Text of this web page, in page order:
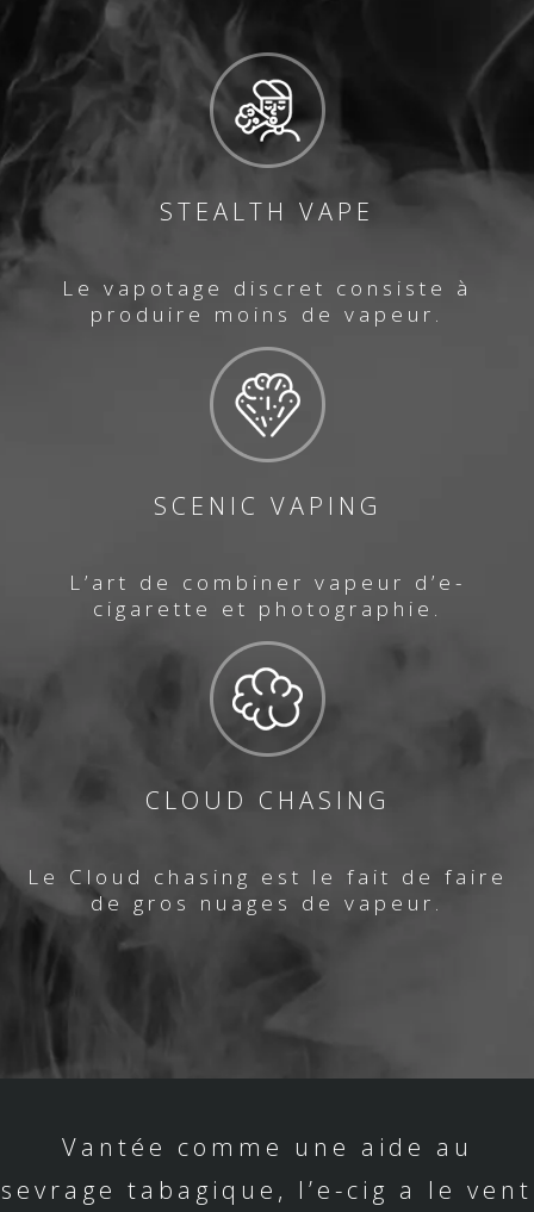
STEALTH VAPE
Le vapotage discret consiste à
produire moins de vapeur.
SCENIC VAPING
L’art de combiner vapeur d’e-
cigarette et photographie.
CLOUD CHASING
Le Cloud chasing est le fait de faire
de gros nuages de vapeur.
Vantée comme une aide au
sevrage tabagique, l’e-cig a le vent